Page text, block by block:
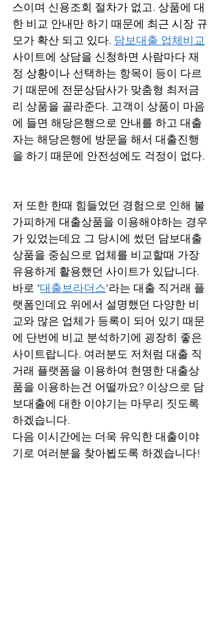
스이며 신용조회 절차가 없고. 상품에 대
한 비교 안내만 하기 때문에 최근 시장 규
모가 확산 되고 있다. 담보대출 업체비교
사이트에 상담을 신청하면 사람마다 재
정 상황이나 선택하는 항목이 등이 다르
기 때문에 전문상담사가 맞춤형 최저금
리 상품을 골라준다. 고객이 상품이 마음
에 들면 해당은행으로 안내를 하고 대출
자는 해당은행에 방문을 해서 대출진행
을 하기 때문에 안전성에도 걱정이 없다.
저 또한 한때 힘들었던 경험으로 인해 불
가피하게 대출상품을 이용해야하는 경우
가 있었는데요 그 당시에 썼던 담보대출
상품을 중심으로 업체를 비교할때 가장
유용하게 활용했던 사이트가 있답니다.
바로 '대출브라더스'라는 대출 직거래 플
랫폼인데요 위에서 설명했던 다양한 비
교와 많은 업체가 등록이 되어 있기 때문
에 단번에 비교 분석하기에 굉장히 좋은
사이트랍니다. 여러분도 저처럼 대출 직
거래 플랫폼을 이용하여 현명한 대출상
품을 이용하는건 어떨까요? 이상으로 담
보대출에 대한 이야기는 마무리 짓도록
하겠습니다.
다음 이시간에는 더욱 유익한 대출이야
기로 여러분을 찾아뵙도록 하겠습니다!